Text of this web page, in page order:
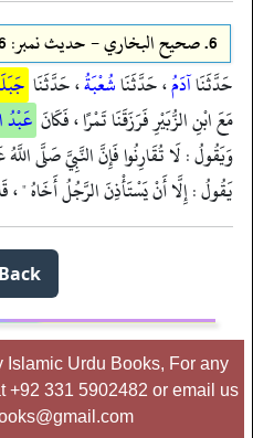
6. صحيح البخاري - حدیث نمبر: 5446
حَدَّثَنَاآدَمُ، حَدَّثَنَاشُعْبَةُ، حَدَّثَنَا
مَعَ ابْنِ الزُّبَيْرِ فَرَزَقَنَا تَمْرًا ، فَكَانَ عَبْدُ
وَيَقُولُ : لَا تُقَارِنُوا فَإِنَّ النَّبِيَّ صَلَّى
يَقُولُ : إِلَّا أَنْ يَسْتَأْذِنَ الرَّجُلُ أَخَاهُ "
Back ⬅️
Urdu Books, For any
+92 331 5902482 or email us